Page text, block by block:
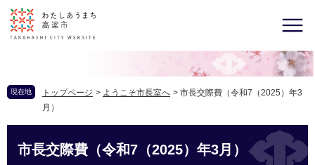
現在地 トップページ > ようこそ市長室へ > 市長交際費（令和7（2025）年3
月）
市長交際費（令和7（2025）年3月）